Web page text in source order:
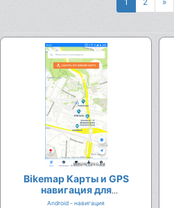
Bikemap Карты и GPS
навигация для
велопрогулок
Android - навигация